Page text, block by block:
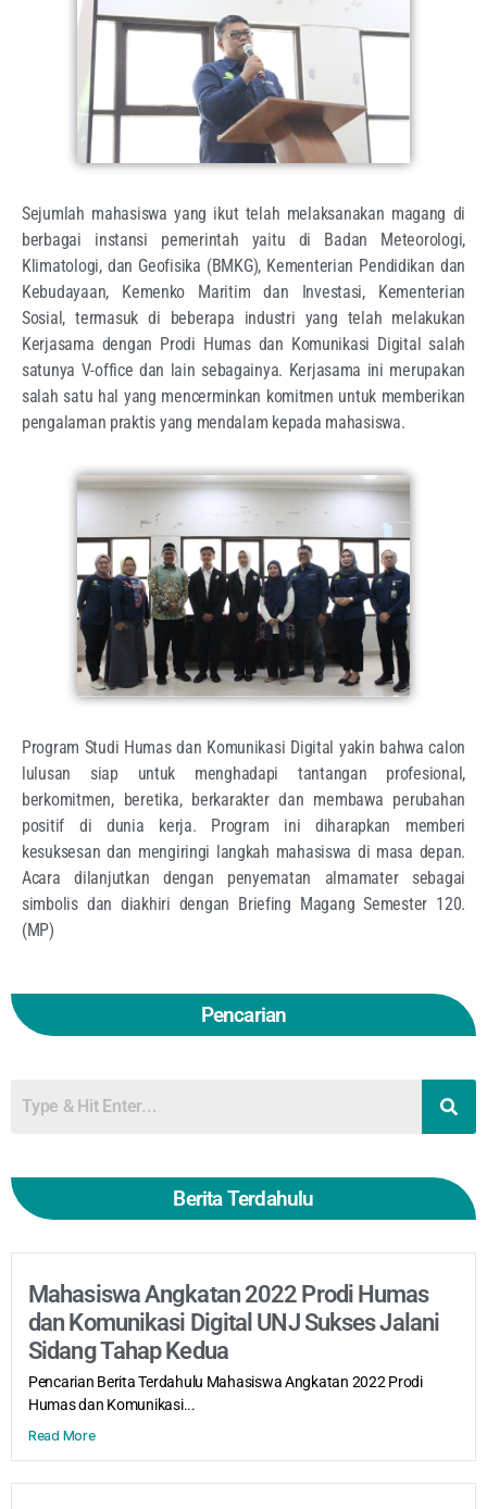
Pencarian
Berita Terdahulu
Mahasiswa Angkatan 2022 Prodi Humas
dan Komunikasi Digital UNJ Sukses Jalani
Sidang Tahap Kedua
Pencarian Berita Terdahulu Mahasiswa Angkatan 2022 Prodi
Humas dan Komunikasi...
Read More
Sejumlah mahasiswa yang ikut telah melaksanakan magang di
berbagai instansi pemerintah yaitu di Badan Meteorologi,
Klimatologi, dan Geofisika (BMKG), Kementerian Pendidikan dan
Kebudayaan, Kemenko Maritim dan Investasi, Kementerian
Sosial, termasuk di beberapa industri yang telah melakukan
Kerjasama dengan Prodi Humas dan Komunikasi Digital salah
satunya V-office dan lain sebagainya. Kerjasama ini merupakan
salah satu hal yang mencerminkan komitmen untuk memberikan
pengalaman praktis yang mendalam kepada mahasiswa.
Program Studi Humas dan Komunikasi Digital yakin bahwa calon
lulusan siap untuk menghadapi tantangan profesional,
berkomitmen, beretika, berkarakter dan membawa perubahan
positif di dunia kerja. Program ini diharapkan memberi
kesuksesan dan mengiringi langkah mahasiswa di masa depan.
Acara dilanjutkan dengan penyematan almamater sebagai
simbolis dan diakhiri dengan Briefing Magang Semester 120.
(MP)